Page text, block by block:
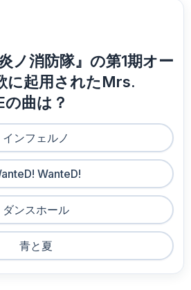
ノ消防隊』の第1期オー
に起用されたMrs.
の曲は？
インフェルノ
WanteD!
ダンスホール
青と夏